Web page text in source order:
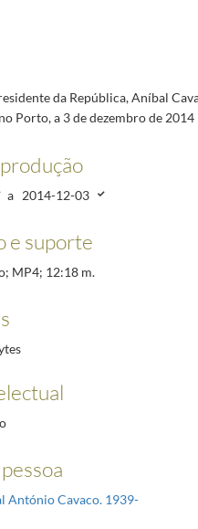
com a comunidade portuguesa na
plenária da XXIV Cimeira Ibero-
final da XXIV Cimeira Ibero-Americana,
final da XXIV Cimeira Ibero-Americana, em
de Estado com a participação da
da República, Aníbal
Porto, a 3 de dezembro de 2014
a 2014-12-03
e suporte
MP4; 12:18 m.
António Cavaco. 1939-